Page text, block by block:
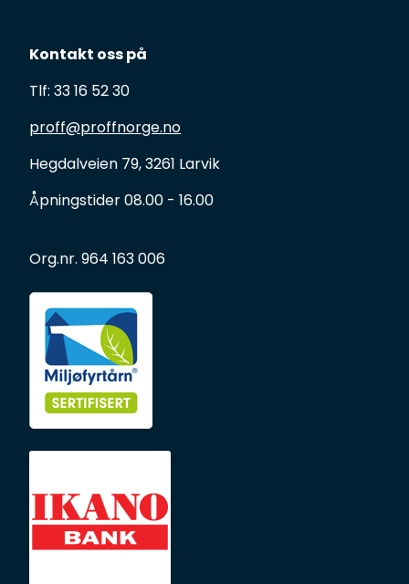
Kontakt oss på
Tlf: 33 16 52 30
proff@proffnorge.no
Hegdalveien 79, 3261 Larvik
Åpningstider 08.00 - 16.00
Org.nr. 964 163 006